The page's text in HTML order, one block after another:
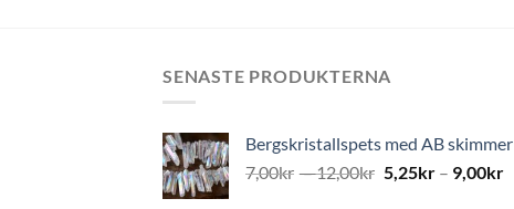
SENASTE PRODUKTERNA
Bergskristallspets med AB skimmer
7,00kr –12,00kr 5,25kr– 9,00kr